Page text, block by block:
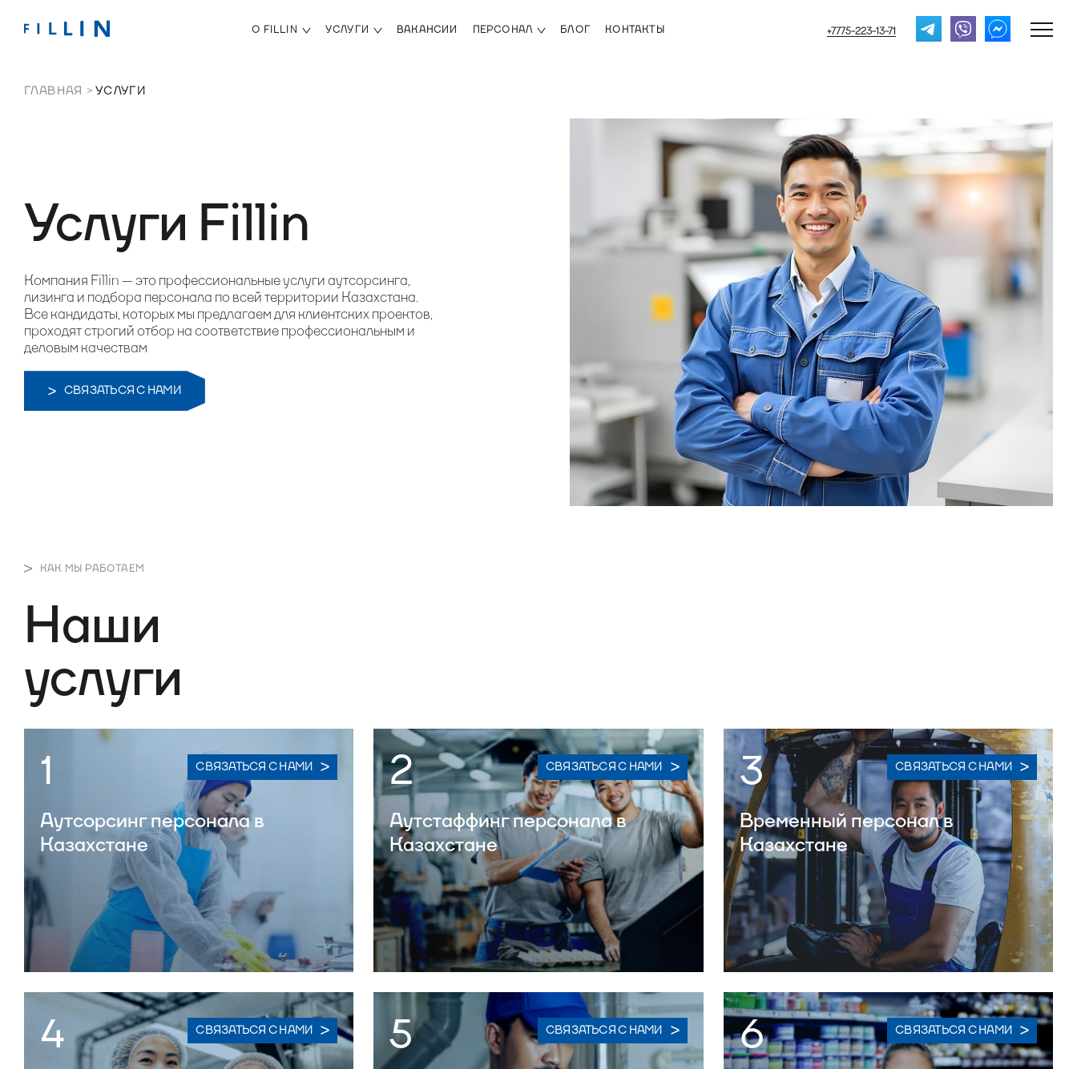
О FILLIN УСЛУГИ ВАКАНСИИ ПЕРСОНАЛ БЛОГ КОНТАКТЫ +7775-223-13-71
ГЛАВНАЯ УСЛУГИ
Услуги Fillin
Компания Fillin — это профессиональные услуги аутсорсинга,
лизинга и подбора персонала по всей территории Казахстана.
Все кандидаты, которых мы предлагаем для клиентских проектов,
проходят строгий отбор на соответствие профессиональным и
деловым качествам
СВЯЗАТЬСЯ С НАМИ
КАК МЫ РАБОТАЕМ
Наши
услуги
1 СВЯЗАТЬСЯ С НАМИ
Аутсорсинг персонала в
Казахстане
2 СВЯЗАТЬСЯ С НАМИ
Аутстаффинг персонала в
Казахстане
3 СВЯЗАТЬСЯ С НАМИ
Временный персонал в
Казахстане
4 СВЯЗАТЬСЯ С НАМИ 5 СВЯЗАТЬСЯ С НАМИ 6 СВЯЗАТЬСЯ С НАМИ